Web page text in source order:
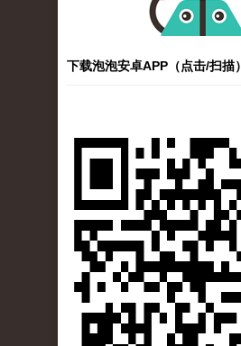
下载泡泡安卓APP（点击/扫描）